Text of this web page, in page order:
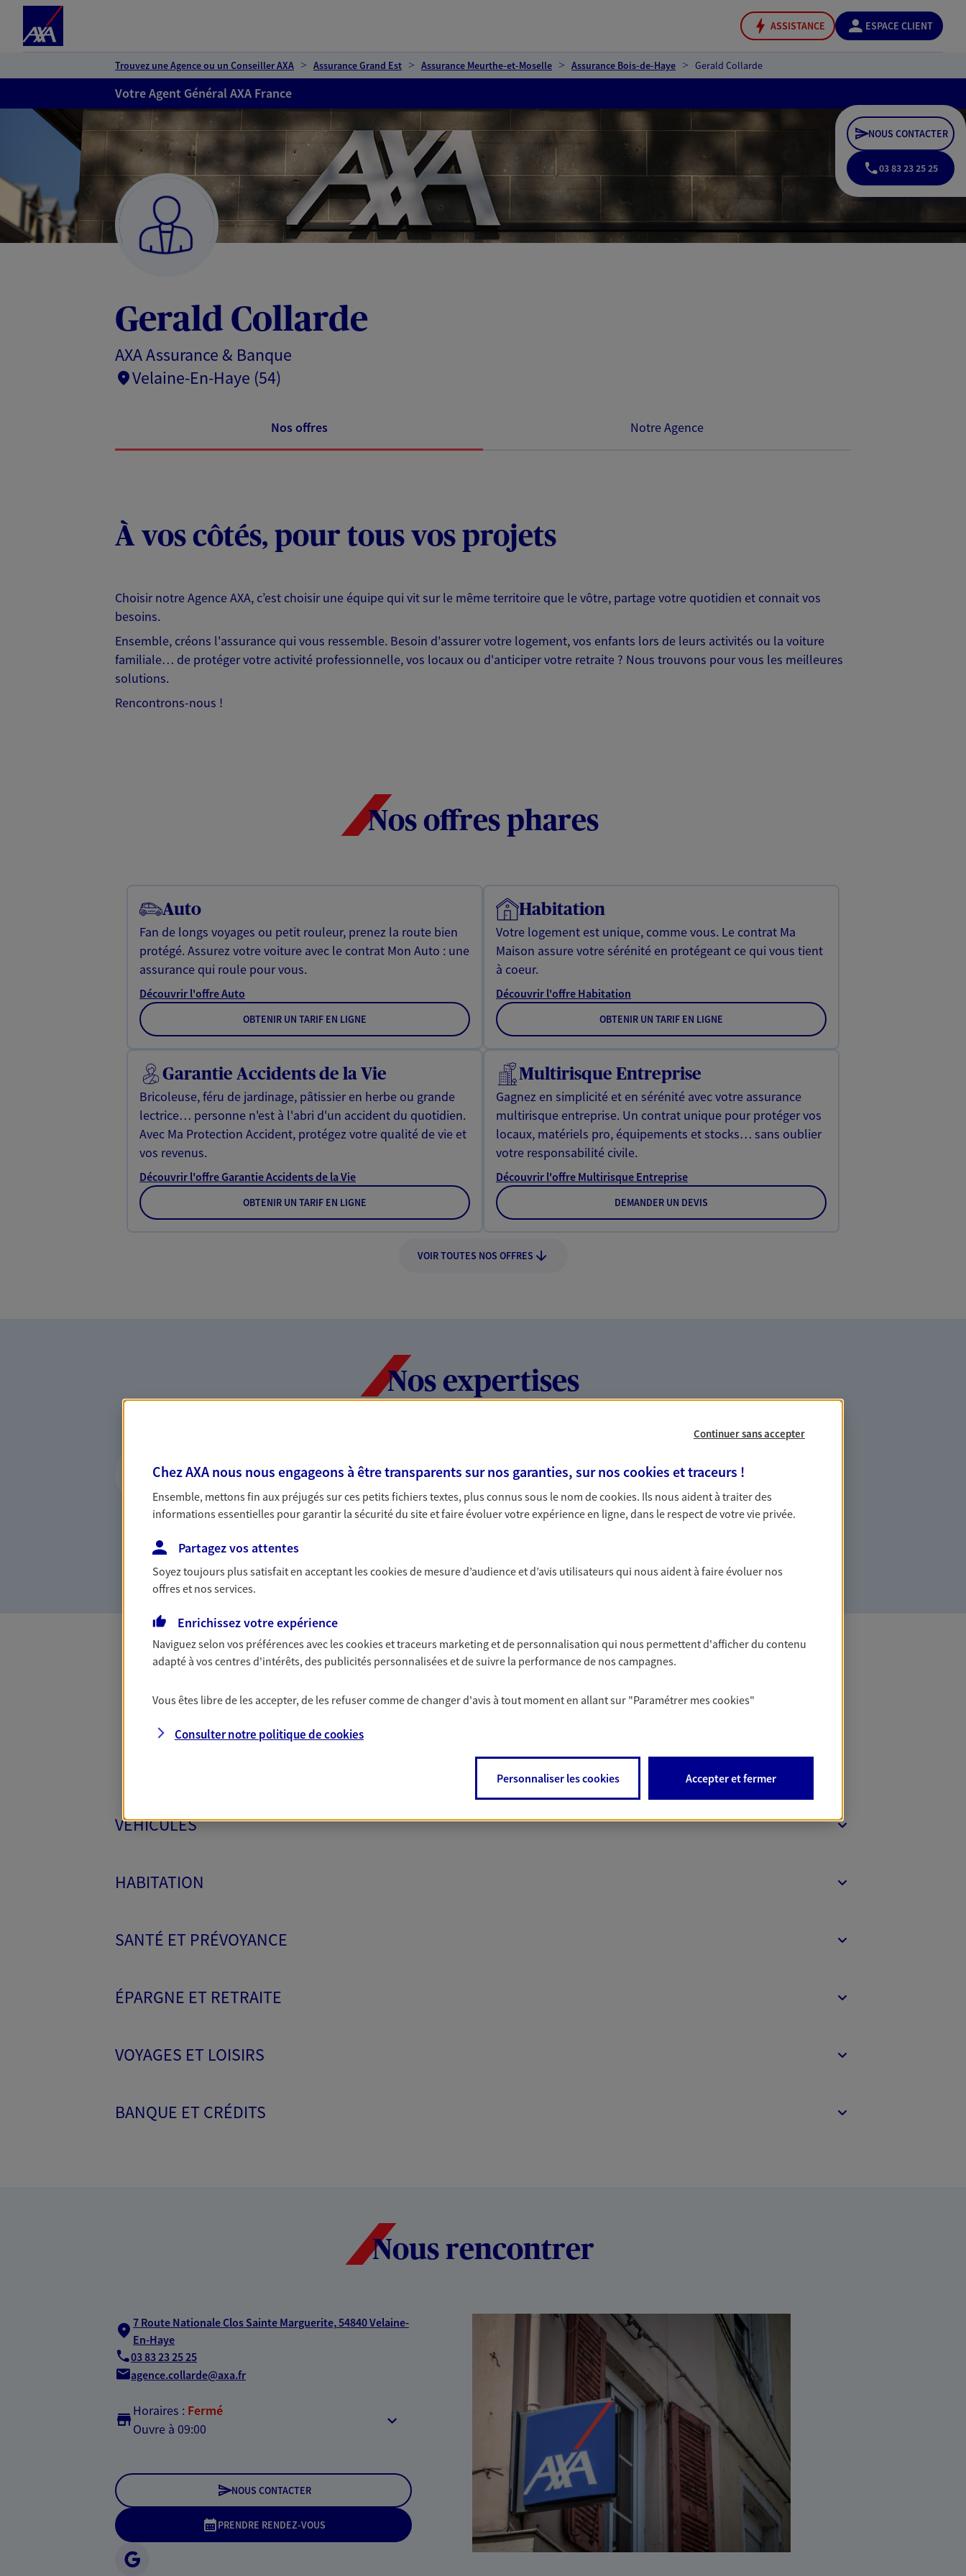
ASSISTANCE ESPACE CLIENT
Trouvez une Agence ou un Conseiller AXA Assurance Grand Est Assurance Meurthe-et-Moselle Assurance Bois-de-Haye Gerald Collarde
Votre Agent Général AXA France
Gerald Collarde
AXA Assurance & Banque
Velaine-En-Haye (54)
NOUS CONTACTER
03 83 23 25 25
Nos offres Notre Agence
À vos côtés, pour tous vos projets
Choisir notre Agence AXA, c’est choisir une équipe qui vit sur le même territoire que le vôtre, partage votre quotidien et connait vos
besoins.
Ensemble, créons l'assurance qui vous ressemble. Besoin d'assurer votre logement, vos enfants lors de leurs activités ou la voiture
familiale… de protéger votre activité professionnelle, vos locaux ou d'anticiper votre retraite ? Nous trouvons pour vous les meilleures
solutions.
Rencontrons-nous !
Nos offres phares
Auto
Fan de longs voyages ou petit rouleur, prenez la route bien
protégé. Assurez votre voiture avec le contrat Mon Auto : une
assurance qui roule pour vous.
Découvrir l'offre Auto
OBTENIR UN TARIF EN LIGNE
Habitation
Votre logement est unique, comme vous. Le contrat Ma
Maison assure votre sérénité en protégeant ce qui vous tient
à coeur.
Découvrir l'offre Habitation
OBTENIR UN TARIF EN LIGNE
Garantie Accidents de la Vie
Bricoleuse, féru de jardinage, pâtissier en herbe ou grande
lectrice… personne n'est à l'abri d'un accident du quotidien.
Avec Ma Protection Accident, protégez votre qualité de vie et
vos revenus.
Découvrir l'offre Garantie Accidents de la Vie
OBTENIR UN TARIF EN LIGNE
Multirisque Entreprise
Gagnez en simplicité et en sérénité avec votre assurance
multirisque entreprise. Un contrat unique pour protéger vos
locaux, matériels pro, équipements et stocks… sans oublier
votre responsabilité civile.
Découvrir l'offre Multirisque Entreprise
DEMANDER UN DEVIS
VOIR TOUTES NOS OFFRES
Nos expertises
confiance
Vous accompagner dans vos projets de vie tout au long de
votre vie, c'est ainsi que nous concevons notre métier : dans
la confiance et la proximité. C'est en apprenant à vous
connaître que nous proposons de meilleures solutions.
entreprises
Comme vous, nous sommes des indépendants. Nous
bâtissons ensemble des solutions cohérentes pour protéger
Toutes nos offres Assurance & Banque
PRO & ENTREPRISES
VÉHICULES
HABITATION
SANTÉ ET PRÉVOYANCE
ÉPARGNE ET RETRAITE
VOYAGES ET LOISIRS
BANQUE ET CRÉDITS
Nous rencontrer
7 Route Nationale Clos Sainte Marguerite,54840 Velaine-
En-Haye
03 83 23 25 25
agence.collarde@axa.fr
Horaires : Fermé
Ouvre à 09:00
NOUS CONTACTER
PRENDRE RENDEZ-VOUS
Continuer sans accepter
Chez AXA nous nous engageons à être transparents sur nos garanties, sur nos cookies et traceurs !
Ensemble, mettons fin aux préjugés sur ces petits fichiers textes, plus connus sous le nom decookies. Ils nous aident à traiter des
informations essentielles pour garantir la sécurité du site et faire évoluer votre expérience en ligne, dans le respect de votre vie privée.
Partagez vos attentes
Soyez toujours plus satisfait en acceptant lescookiesde mesure d’audience et d’avis utilisateurs qui nous aident à faire évoluer nos
offres et nos services.
Enrichissez votre expérience
Naviguez selon vos préférences avec lescookies et traceurs marketing et de personnalisation qui nous permettent d'afficher du contenu
adapté à vos centres d'intérêts, des publicités personnalisées et de suivre la performance de nos campagnes.
Vous êtes libre de les accepter, de les refuser comme de changer d'avis à tout moment en allant sur "Paramétrer mescookies"
Consulter notre politique decookies
Personnaliser les cookies Accepter et fermer